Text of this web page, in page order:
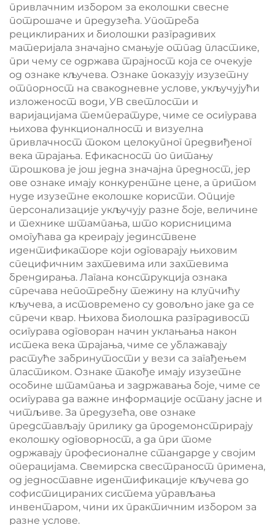
привлачним избором за еколошки свесне
потрошаче и предузећа. Употреба
рециклираних и биолошки разградивих
материјала значајно смањује отпад пластике,
при чему се одржава трајност која се очекује
од ознаке кључева. Ознаке показују изузетну
отпорност на свакодневне услове, укључујући
изложеност води, УВ светлости и
варијацијама температуре, чиме се осигурава
њихова функционалност и визуелна
привлачност током целокупног предвиђеног
векa трајања. Ефикасност по питању
трошкова је још једна значајна предност, јер
ове ознаке имају конкурентне цене, а притом
нуде изузетне еколошке користи. Опције
персонализације укључују разне боје, величине
и технике штампања, што корисницима
омогућава да креирају јединствене
идентификаторе који одговарају њиховим
специфичним захтевима или захтевима
брендирања. Лагана конструкција ознака
спречава непотребну тежину на клупчићу
кључева, а истовремено су довољно јаке да се
спречи квар. Њихова биолошка разградивост
осигурава одговоран начин уклањања након
истека векa трајања, чиме се ублажавају
растуће забринутости у вези са загађењем
пластиком. Ознаке такође имају изузетне
особине штампања и задржавања боје, чиме се
осигурава да важне информације остану јасне и
читљиве. За предузећа, ове ознаке
представљају прилику да продемонстрирају
еколошку одговорност, а да при томе
одржавају професионалне стандарде у својим
операцијама. Свемирска свестраност примена,
од једноставне идентификације кључева до
софистицираних система управљања
инвентаром, чини их практичним избором за
разне услове.